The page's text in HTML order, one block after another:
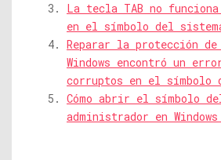
La tecla TAB no
en el símbolo del
Reparar la protección de
Windows encontró un
corruptos en el símbolo
Cómo abrir el símbolo
administrador en Windows